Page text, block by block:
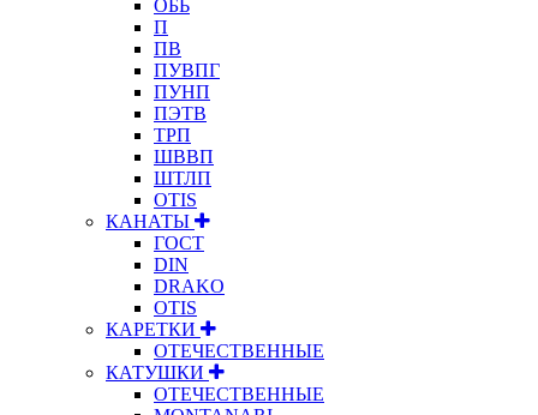
ОБЬ
П
ПВ
ПУВПГ
ПУНП
ПЭТВ
ТРП
ШВВП
ШТЛП
OTIS
КАНАТЫ
ГОСТ
DIN
DRAKO
OTIS
КАРЕТКИ
ОТЕЧЕСТВЕННЫЕ
КАТУШКИ
ОТЕЧЕСТВЕННЫЕ